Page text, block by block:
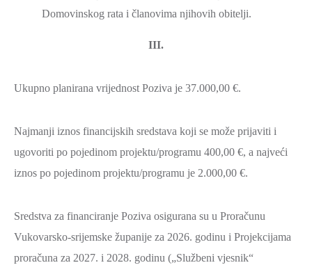
Domovinskog rata i članovima njihovih obitelji.
III.
Ukupno planirana vrijednost Poziva je 37.000,00 €.
Najmanji iznos financijskih sredstava koji se može prijaviti i
ugovoriti po pojedinom projektu/programu 400,00 €, a najveći
iznos po pojedinom projektu/programu je 2.000,00 €.
Sredstva za financiranje Poziva osigurana su u Proračunu
Vukovarsko-srijemske županije za 2026. godinu i Projekcijama
proračuna za 2027. i 2028. godinu („Službeni vjesnik“